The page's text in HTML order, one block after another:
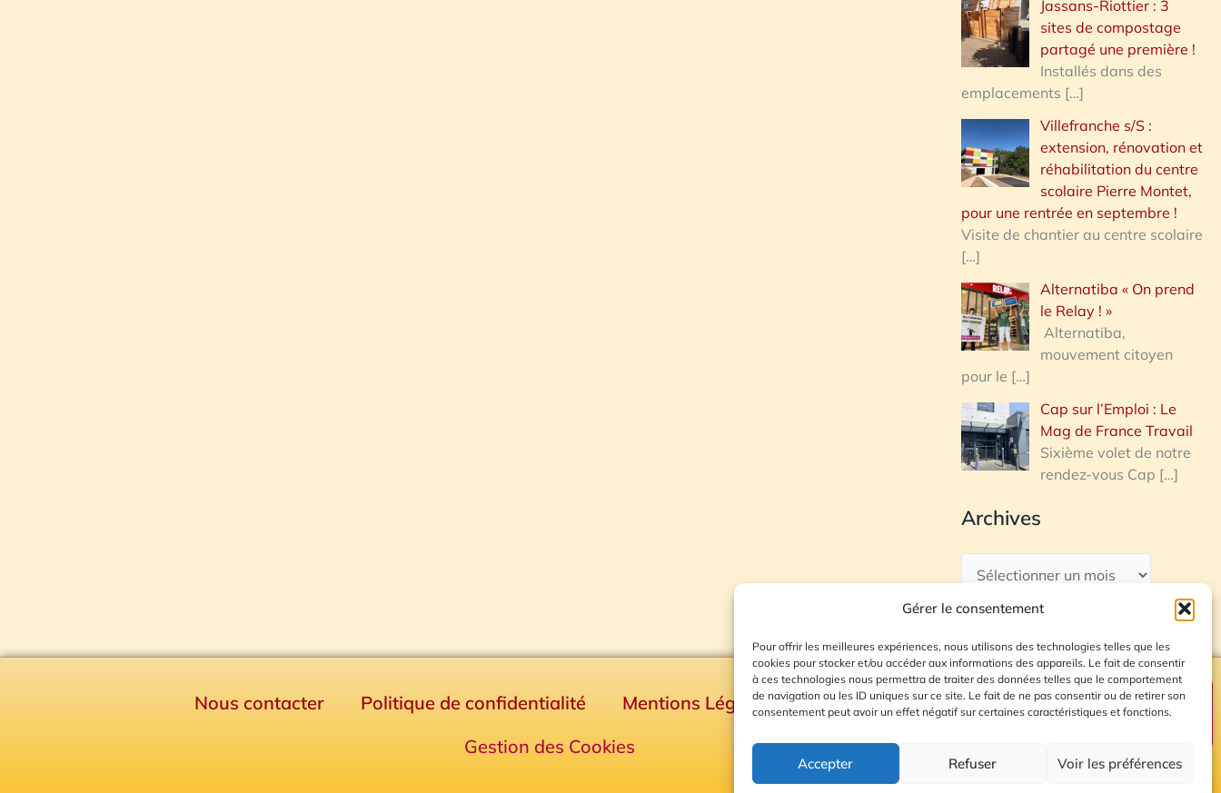
Gérer le consentement
Pour offrir les meilleures expériences, nous utilisons des technologies telles que les
cookies pour stocker et/ou accéder aux informations des appareils. Le fait de consentir
à ces technologies nous permettra de traiter des données telles que le comportement
de navigation ou les ID uniques sur ce site. Le fait de ne pas consentir ou de retirer son
consentement peut avoir un effet négatif sur certaines caractéristiques et fonctions.
Accepter Refuser Voir les préférences
Jassans-Riottier : 3
sites de compostage
partagé une première !
Installés dans des
emplacements […]
Villefranche s/S :
extension, rénovation et
réhabilitation du centre
scolaire Pierre Montet,
pour une rentrée en septembre !
Visite de chantier au centre scolaire
[…]
Alternatiba « On prend
le Relay ! »
Alternatiba,
mouvement citoyen
pour le […]
Cap sur l’Emploi : Le
Mag de France Travail
Sixième volet de notre
rendez-vous Cap […]
Archives
Nous contacter Politique de confidentialité Mentions Légales
Plan du site
Gestion des Cookies